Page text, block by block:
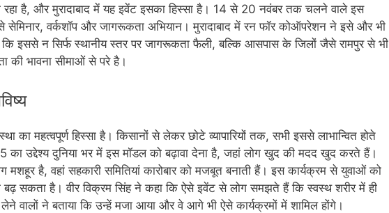
रहा है, और मुरादाबाद में यह इवेंट इसका हिस्सा है। 14 से 20 नवंबर तक चलने वाले इस
सेमिनार, वर्कशॉप और जागरूकता अभियान। मुरादाबाद में रन फॉर कोऑपरेशन ने इसे और भी
कि इससे न सिर्फ स्थानीय स्तर पर जागरूकता फैली, बल्कि आसपास के जिलों जैसे रामपुर से भी
की भावना सीमाओं से परे है।
का महत्वपूर्ण हिस्सा है। किसानों से लेकर छोटे व्यापारियों तक, सभी इससे लाभान्वित होते
का उद्देश्य दुनिया भर में इस मॉडल को बढ़ावा देना है, जहां लोग खुद की मदद खुद करते हैं।
मशहूर है, वहां सहकारी समितियां कारोबार को मजबूत बनाती हैं। इस कार्यक्रम से युवाओं को
बढ़ सकता है। वीर विक्रम सिंह ने कहा कि ऐसे इवेंट से लोग समझते हैं कि स्वस्थ शरीर में ही
वालों ने बताया कि उन्हें मजा आया और वे आगे भी ऐसे कार्यक्रमों में शामिल होंगे।